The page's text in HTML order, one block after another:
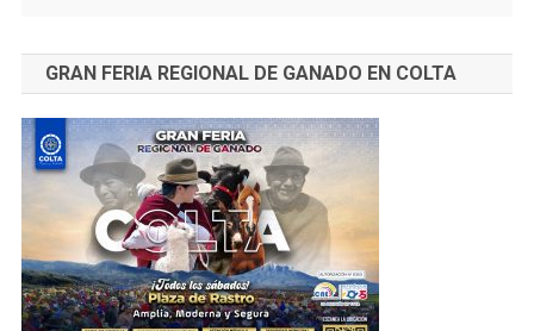
GRAN FERIA REGIONAL DE GANADO EN COLTA